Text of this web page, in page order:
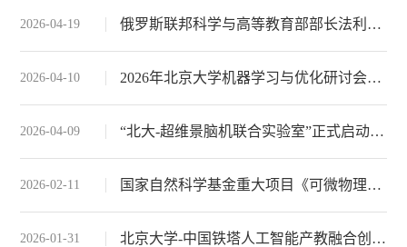
2026-04-19 俄罗斯联邦科学与高等教育部部长法利科夫一行访问北京大学，朱松纯院长作通用人工智能报告
2026-04-10 2026年北京大学机器学习与优化研讨会成功举办
2026-04-09 “北大-超维景脑机联合实验室”正式启动，北大智能学院助力脑机接口新平台
2026-02-11 国家自然科学基金重大项目《可微物理驱动的空间智能学习机制》启动会召开
2026-01-31 北京大学-中国铁塔人工智能产教融合创新平台签约暨揭牌仪式举行